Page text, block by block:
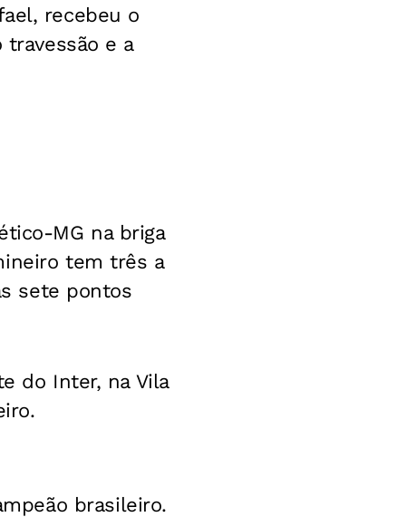
recebeu o
e a
MG na briga
tem três a
sete pontos
do Inter, na Vila
brasileiro.